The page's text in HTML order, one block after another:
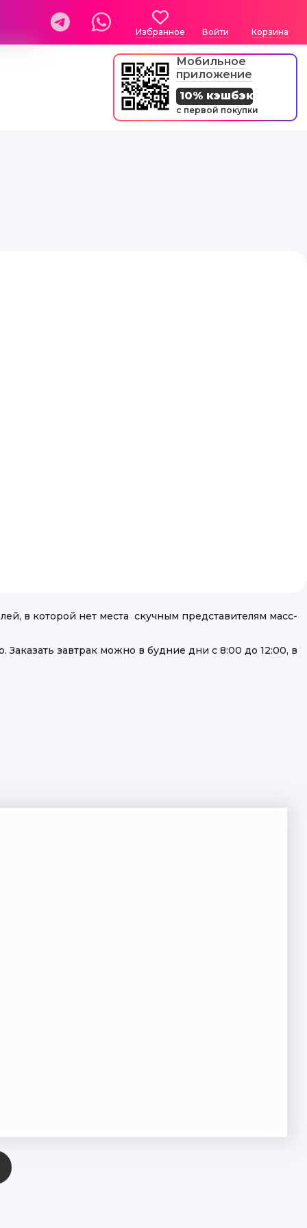
Избранное Войти Корзина
Мобильное
приложение
10% кэшбэк
с первой покупки
в которой нет места скучным представителям масс-
завтрак можно в будние дни с 8:00 до 12:00, в